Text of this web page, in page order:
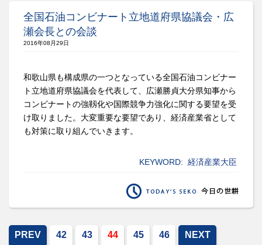
全国石油コンビナート立地道府県協議会・広
瀬会長との会談
2016年08月29日
和歌山県も構成県の一つとなっている全国石油コンビナー
ト立地道府県協議会を代表して、広瀬勝貞大分県知事から
コンビナートの強靱化や国際競争力強化に関する要望を受
け取りました。大変重要な要望であり、経済産業省として
も対策に取り組んでいきます。
KEYWORD: 経済産業大臣
PREV 42 43 44 45 46 NEXT